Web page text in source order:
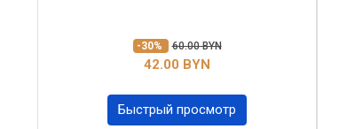
-30% 60.00 BYN
42.00 BYN
Быстрый просмотр